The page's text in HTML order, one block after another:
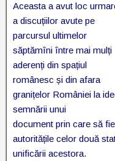
Aceasta a avut loc
a discuțiilor avute pe
parcursul ultimelor
săptămîni între mai mulți
aderenți din spațiul
românesc și din afara
granițelor României la
semnării unui
document prin care să
autoritățile celor două
unificării acestora.